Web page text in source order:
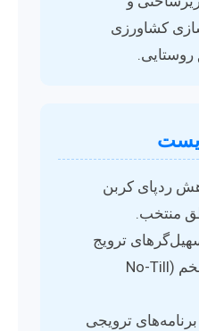
کشاورزی
روستایی.
ردپای کربن
منتخب.
ترویج
کشاورزی بدون شخم (No-Till
ترویجی